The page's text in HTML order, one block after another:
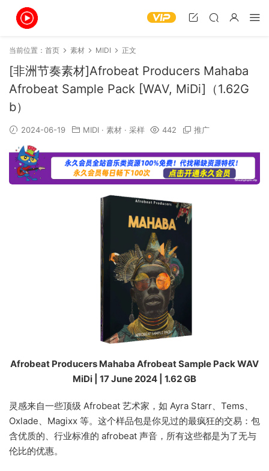
当前位置： 首页 素材 MIDI 正文
[非洲节奏素材]Afrobeat Producers Mahaba
Afrobeat Sample Pack [WAV, MiDi]（1.62G
b）
2024-06-19 MIDI · 素材 · 采样 442 推广
Afrobeat Producers Mahaba Afrobeat Sample Pack WAV
MiDi | 17 June 2024 | 1.62 GB
灵感来自一些顶级 Afrobeat 艺术家，如 Ayra Starr、Tems、
Oxlade、Magixx 等。这个样品包是你见过的最疯狂的交易：包
含优质的、行业标准的 afrobeat 声音，所有这些都是为了无与
伦比的优惠。